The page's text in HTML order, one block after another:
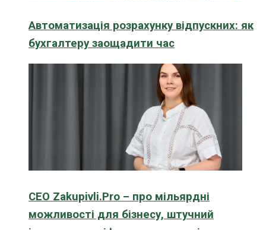
Автоматизація розрахунку відпускних: як
бухгалтеру заощадити час
CEO Zakupivli.Pro – про мільярдні
можливості для бізнесу, штучний